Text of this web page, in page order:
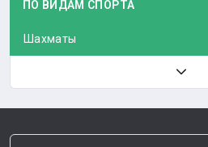
ПО ВИДАМ СПОРТА
Шахматы